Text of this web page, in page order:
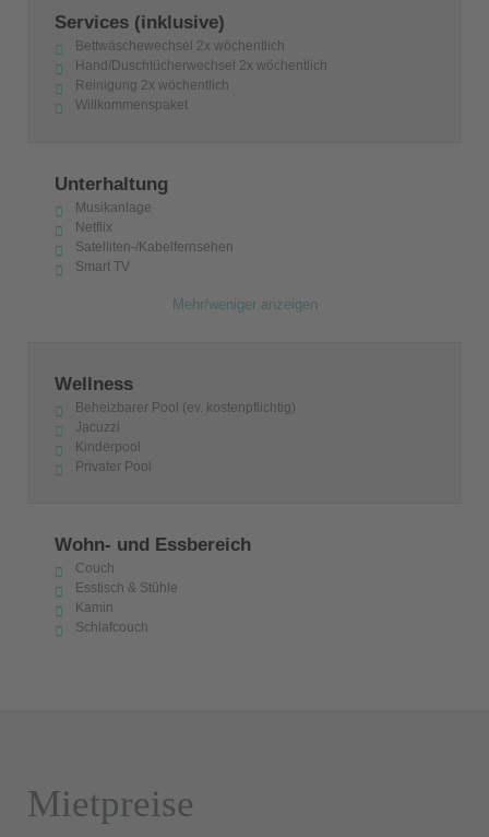
Services (inklusive)
Bettwäschewechsel 2x wöchentlich
Hand/Duschtücherwechsel 2x wöchentlich
Reinigung 2x wöchentlich
Willkommenspaket
Unterhaltung
Musikanlage
Netflix
Satelliten-/Kabelfernsehen
Smart TV
Mehr/weniger anzeigen
Wellness
Beheizbarer Pool (ev. kostenpflichtig)
Jacuzzi
Kinderpool
Privater Pool
Wohn- und Essbereich
Couch
Esstisch & Stühle
Kamin
Schlafcouch
Mietpreise